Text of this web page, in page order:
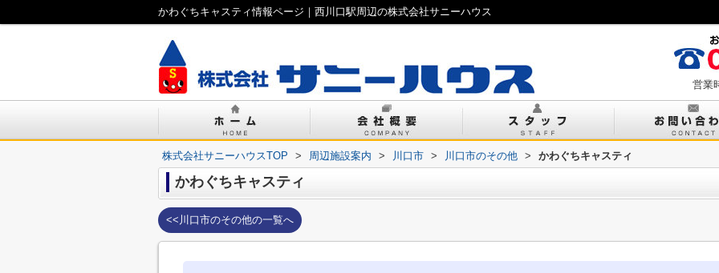
かわぐちキャスティ情報ページ｜西川口駅周辺の株式会社サニーハウス
営業
株式会社サニーハウスTOP > 周辺施設案内 > 川口市 > 川口市のその他 > かわぐちキャスティ
かわぐちキャスティ
<<川口市のその他の一覧へ